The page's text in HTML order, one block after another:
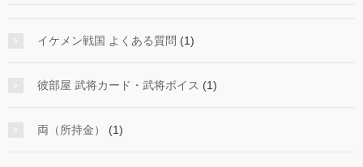
イケメン戦国 よくある質問 (1)
彼部屋 武将カード・武将ボイス (1)
両（所持金） (1)